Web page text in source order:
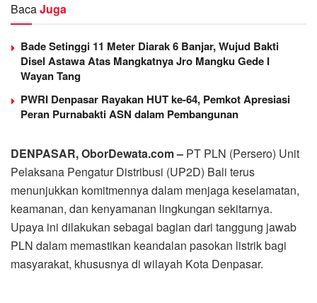
BacaJuga
Bade Setinggi 11 Meter Diarak 6 Banjar, Wujud Bakti
Disel Astawa Atas Mangkatnya Jro Mangku Gede I
Wayan Tang
PWRI Denpasar Rayakan HUT ke-64, Pemkot Apresiasi
Peran Purnabakti ASN dalam Pembangunan
DENPASAR, OborDewata.com – PT PLN (Persero) Unit
Pelaksana Pengatur Distribusi (UP2D) Bali terus
menunjukkan komitmennya dalam menjaga keselamatan,
keamanan, dan kenyamanan lingkungan sekitarnya.
Upaya ini dilakukan sebagai bagian dari tanggung jawab
PLN dalam memastikan keandalan pasokan listrik bagi
masyarakat, khususnya di wilayah Kota Denpasar.